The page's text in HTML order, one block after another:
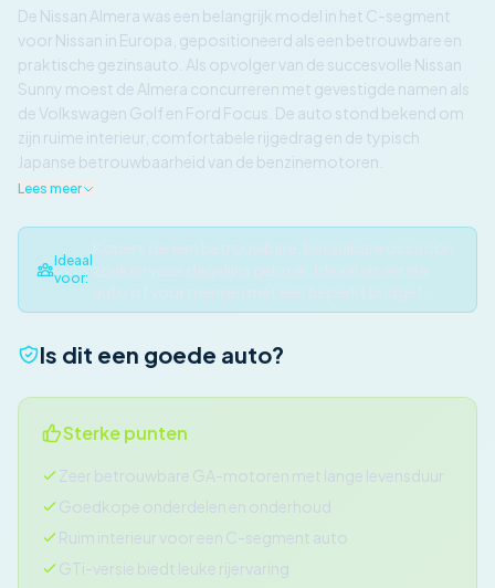
De Nissan Almera was een belangrijk model in het C-segment
voor Nissan in Europa, gepositioneerd als een betrouwbare en
praktische gezinsauto. Als opvolger van de succesvolle Nissan
Sunny moest de Almera concurreren met gevestigde namen als
de Volkswagen Golf en Ford Focus. De auto stond bekend om
zijn ruime interieur, comfortabele rijgedrag en de typisch
Japanse betrouwbaarheid van de benzinemotoren.
Lees meer
Ideaal
voor:
Is dit een goede auto?
Sterke punten
Zeer betrouwbare GA-motoren met lange levensduur
Goedkope onderdelen en onderhoud
Ruim interieur voor een C-segment auto
GTi-versie biedt leuke rijervaring